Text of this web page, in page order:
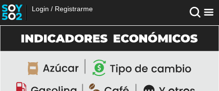
Login / Registrarme